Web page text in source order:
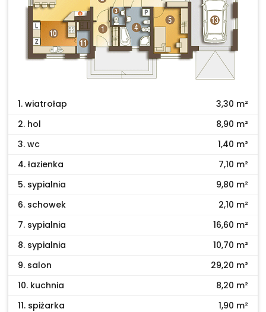
1. wiatrołap
3,30 m²
2. hol
8,90 m²
3. wc
1,40 m²
4. łazienka
7,10 m²
5. sypialnia
9,80 m²
6. schowek
2,10 m²
7. sypialnia
16,60 m²
8. sypialnia
10,70 m²
9. salon
29,20 m²
10. kuchnia
8,20 m²
11. spiżarka
1,90 m²